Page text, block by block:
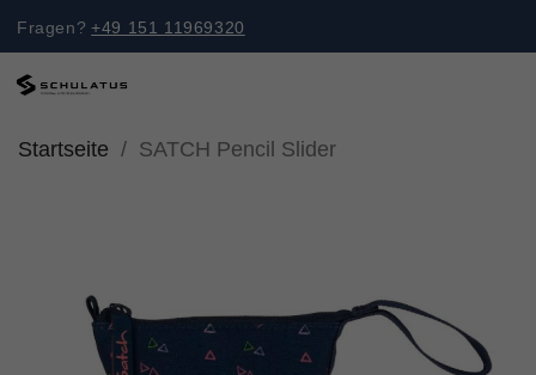
Fragen? +49 151 11969320
Startseite SATCH Pencil Slider